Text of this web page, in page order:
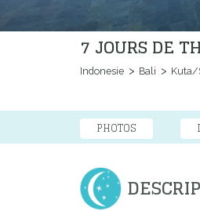
7 JOURS DE
Indonesie Bali Kuta/
PHOTOS